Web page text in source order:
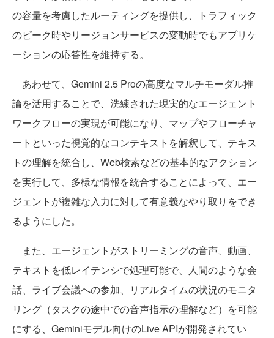
の容量を考慮したルーティングを提供し、トラフィック
のピーク時やリージョンサービスの変動時でもアプリケ
ーションの応答性を維持する。
あわせて、Gemini 2.5 Proの高度なマルチモーダル推
論を活用することで、洗練された現実的なエージェント
ワークフローの実現が可能になり、マップやフローチャ
ートといった視覚的なコンテキストを解釈して、テキス
トの理解を統合し、Web検索などの基本的なアクション
を実行して、多様な情報を統合することによって、エー
ジェントが複雑な入力に対して有意義なやり取りをでき
るようにした。
また、エージェントがストリーミングの音声、動画、
テキストを低レイテンシで処理可能で、人間のような会
話、ライブ会議への参加、リアルタイムの状況のモニタ
リング（タスクの途中での音声指示の理解など）を可能
にする、Geminiモデル向けのLive APIが開発されてい